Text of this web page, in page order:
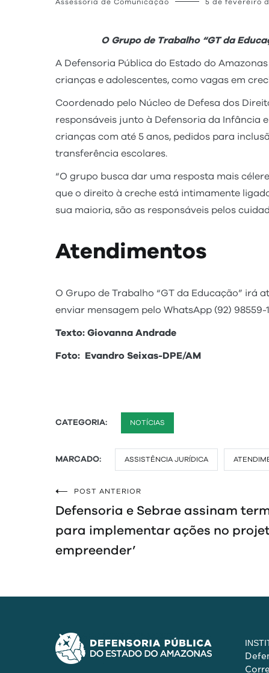
Assessoria de Comunicação 5 de fevereiro
O Grupo de Trabalho “GT da
A Defensoria Pública do Estado do
crianças e adolescentes, como vagas em
Coordenado pelo Núcleo de Defesa dos
responsáveis junto à Defensoria da Infância
crianças com até 5 anos, pedidos para
transferência escolares.
“O grupo busca dar uma resposta mais
que o direito à creche está intimamente
sua maioria, são as responsáveis pelos
Atendimentos
O Grupo de Trabalho “GT da Educação” irá
enviar mensagem pelo WhatsApp (92) 98559-
Texto: Giovanna Andrade
Foto: Evandro Seixas-DPE/AM
CATEGORIA: NOTÍCIAS
MARCADO: ASSISTÊNCIA JURÍDICA
Navegação
de
Post
POST ANTERIOR
Defensoria e Sebrae assinam
para implementar ações no
empreender’